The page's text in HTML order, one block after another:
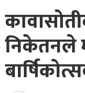
निकेतनले